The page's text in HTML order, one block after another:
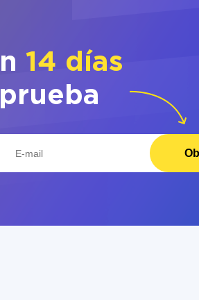
14 días